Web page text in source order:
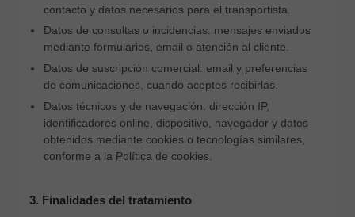
contacto y datos necesarios para el transportista.
Datos de consultas o incidencias: mensajes enviados
mediante formularios, email o atención al cliente.
Datos de suscripción comercial: email y preferencias
de comunicaciones, cuando aceptes recibirlas.
Datos técnicos y de navegación: dirección IP,
identificadores online, dispositivo, navegador y datos
obtenidos mediante cookies o tecnologías similares,
conforme a la Política de cookies.
3. Finalidades del tratamiento